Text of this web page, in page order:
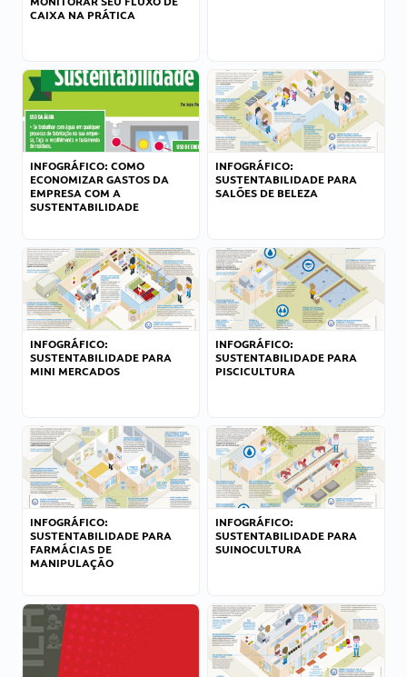
CAIXA NA PRÁTICA
INFOGRÁFICO: COMO
ECONOMIZAR GASTOS DA
EMPRESA COM A
SUSTENTABILIDADE
INFOGRÁFICO:
SUSTENTABILIDADE PARA
SALÕES DE BELEZA
INFOGRÁFICO:
SUSTENTABILIDADE PARA
MINI MERCADOS
INFOGRÁFICO:
SUSTENTABILIDADE PARA
PISCICULTURA
INFOGRÁFICO:
SUSTENTABILIDADE PARA
FARMÁCIAS DE
MANIPULAÇÃO
INFOGRÁFICO:
SUSTENTABILIDADE PARA
SUINOCULTURA